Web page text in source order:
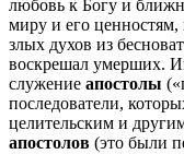
любовь к Богу и
миру и его
злых духов из
воскрешал умерших.
служение апостолы
последователи,
целительским и
апостолов (это были